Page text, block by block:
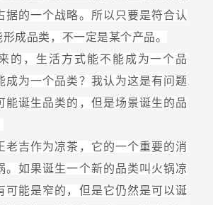
据的一个战略。所以只要是符合认
成品类，不一定是某个产品。
的，生活方式能不能成为一个品
成为一个品类？我认为这是有问题
能诞生品类的，但是场景诞生的品
老吉作为凉茶，它的一个重要的消
。如果诞生一个新的品类叫火锅凉
可能是窄的，但是它仍然是可以诞